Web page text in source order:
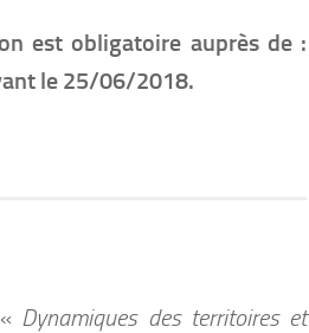
est obligatoire auprès de :
le 25/06/2018.
Dynamiques des territoires et